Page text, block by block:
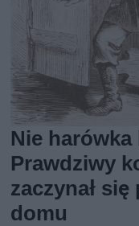
Nie harówka
Prawdziwy
zaczynał
domu